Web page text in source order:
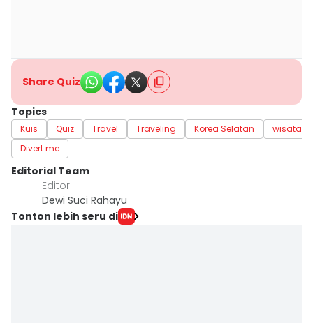
Share Quiz
Topics
Kuis Quiz Travel Traveling Korea Selatan
wisata
Divert me
Editorial Team
Editor
Dewi Suci Rahayu
Tonton lebih seru di